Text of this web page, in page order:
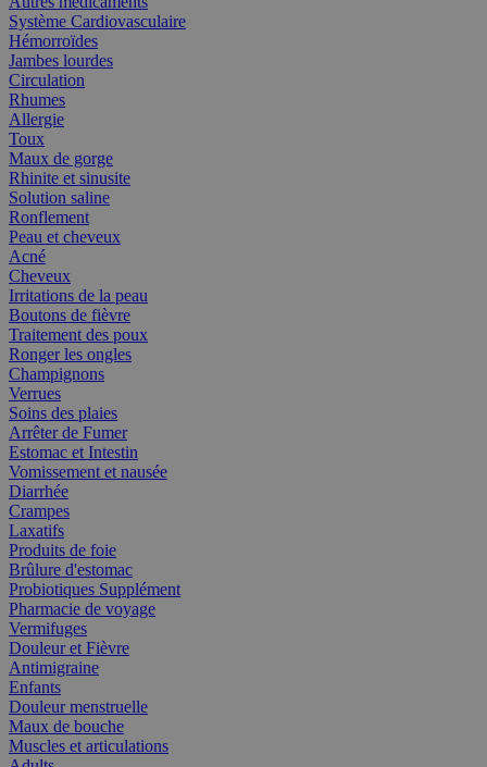
Système Cardiovasculaire
Hémorroïdes
Jambes lourdes
Circulation
Rhumes
Allergie
Toux
Maux de gorge
Rhinite et sinusite
Solution saline
Ronflement
Peau et cheveux
Acné
Cheveux
Irritations de la peau
Boutons de fièvre
Traitement des poux
Ronger les ongles
Champignons
Verrues
Soins des plaies
Arrêter de Fumer
Estomac et Intestin
Vomissement et nausée
Diarrhée
Crampes
Laxatifs
Produits de foie
Brûlure d'estomac
Probiotiques Supplément
Pharmacie de voyage
Vermifuges
Douleur et Fièvre
Antimigraine
Enfants
Douleur menstruelle
Maux de bouche
Muscles et articulations